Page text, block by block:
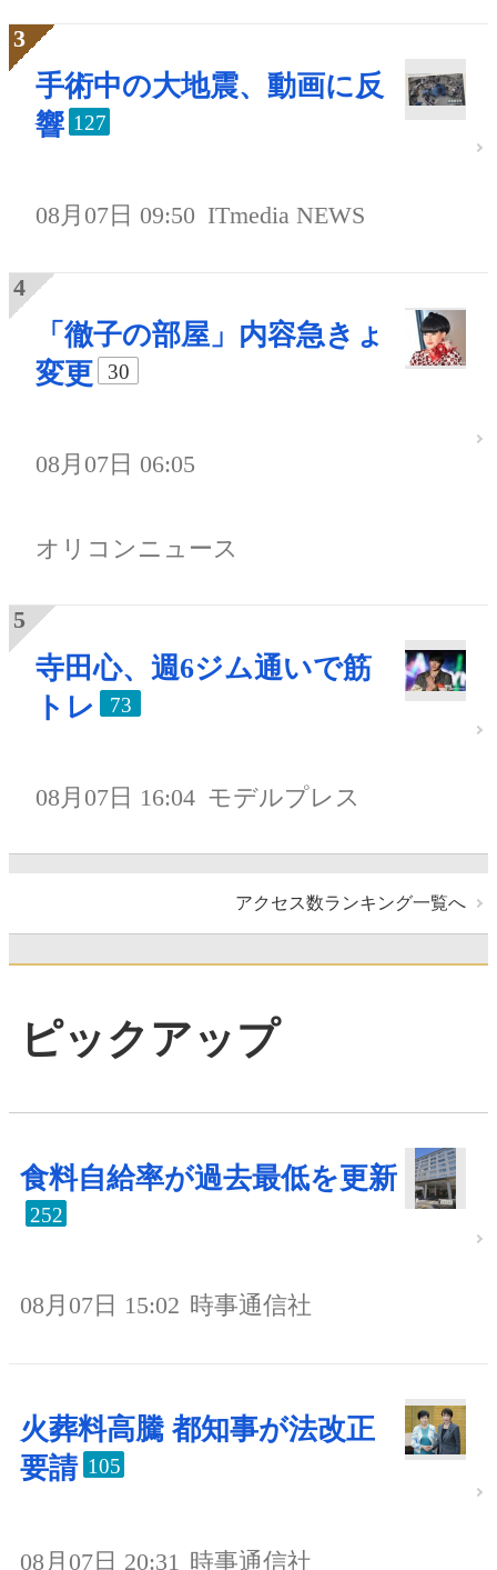
手術中の大地震、動画に反
響 127
08月07日 09:50 ITmedia NEWS
「徹子の部屋」内容急きょ
変更
30
08月07日 06:05
オリコンニュース
寺田心、週6ジム通いで筋
トレ
73
08月07日 16:04 モデルプレス
アクセス数ランキング一覧へ
ピックアップ
食料自給率が過去最低を更新
252
08月07日 15:02 時事通信社
火葬料高騰 都知事が法改正
要請 105
08月07日 20:31 時事通信社